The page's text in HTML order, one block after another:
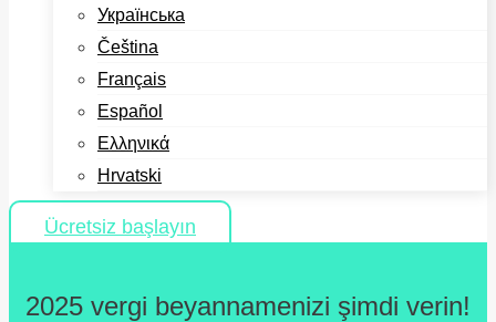
Українська
Čeština
Français
Español
Ελληνικά
Hrvatski
Ücretsiz başlayın
2025 vergi beyannamenizi şimdi verin!